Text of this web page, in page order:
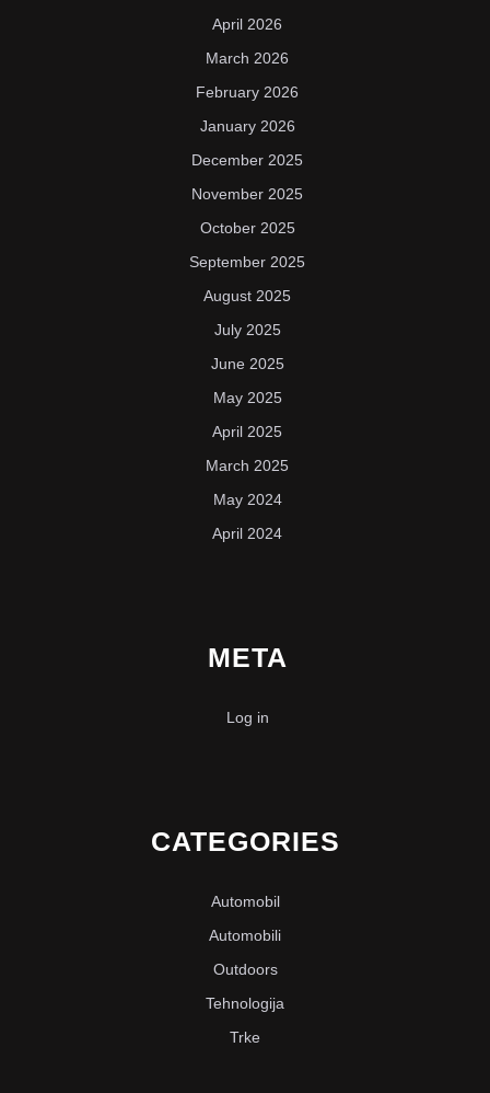
April 2026
March 2026
February 2026
January 2026
December 2025
November 2025
October 2025
September 2025
August 2025
July 2025
June 2025
May 2025
April 2025
March 2025
May 2024
April 2024
META
Log in
CATEGORIES
Automobil
Automobili
Outdoors
Tehnologija
Trke